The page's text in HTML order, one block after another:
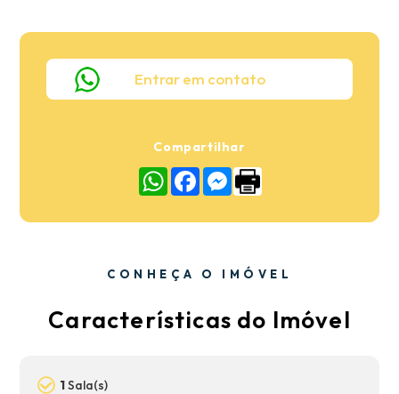
Entrar em contato
Compartilhar
WhatsApp
FacebookMessenger
CONHEÇA O IMÓVEL
Características do Imóvel
1Sala(s)